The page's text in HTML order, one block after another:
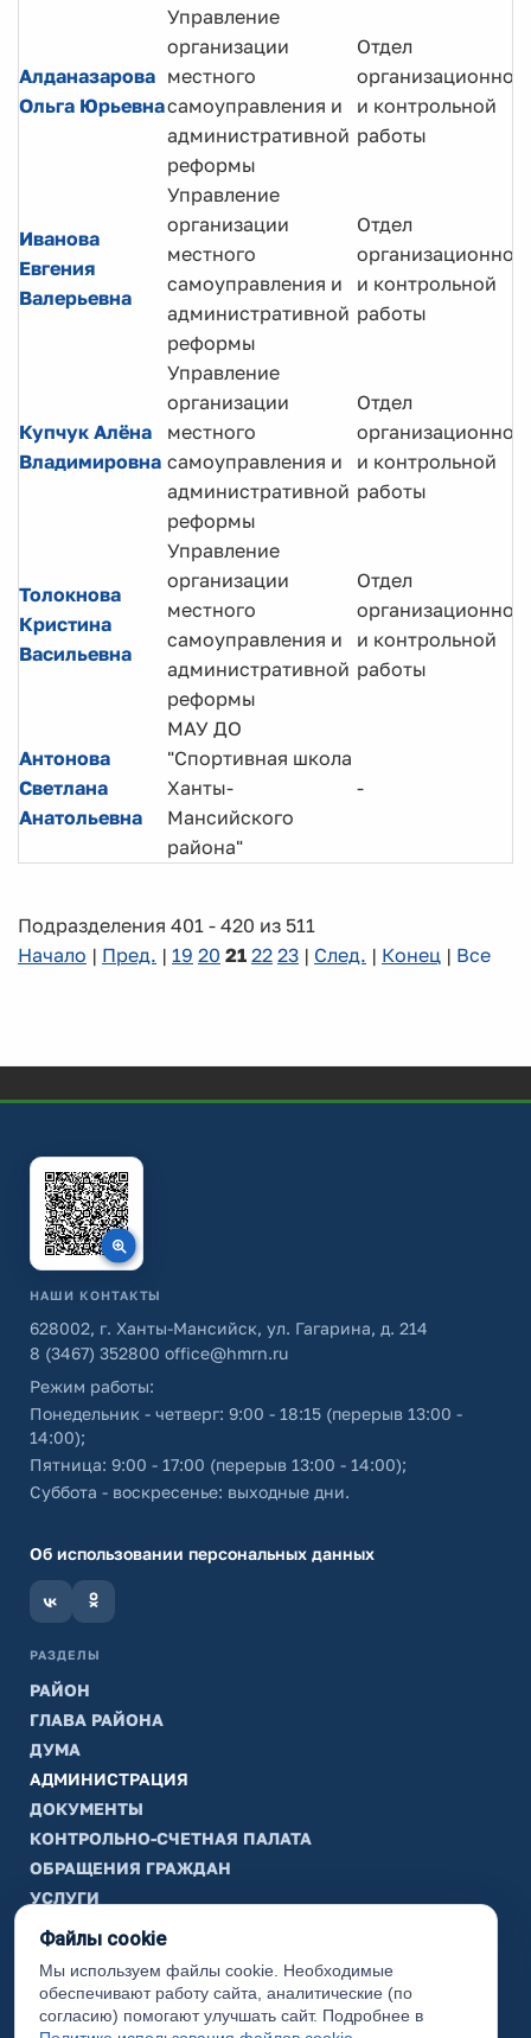
Алданазарова
Ольга Юрьевна
Управление
организации
местного
самоуправления и
административной
реформы
Отдел
организационной
и контрольной
работы
Иванова
Евгения
Валерьевна
Управление
организации
местного
самоуправления и
административной
реформы
Отдел
организационной
и контрольной
работы
Купчук Алёна
Владимировна
Управление
организации
местного
самоуправления и
административной
реформы
Отдел
организационной
и контрольной
работы
Толокнова
Кристина
Васильевна
Управление
организации
местного
самоуправления и
административной
реформы
Отдел
организационной
и контрольной
работы
Антонова
Светлана
Анатольевна
МАУ ДО
"Спортивная школа
Ханты-
Мансийского
района"
-
Подразделения 401 - 420 из 511
Начало | Пред. | 19 20 21 22 23 | След. | Конец | Все
НАШИ КОНТАКТЫ
628002, г. Ханты-Мансийск, ул. Гагарина, д. 214
8 (3467) 352800 office@hmrn.ru
Режим работы:
Понедельник - четверг: 9:00 - 18:15 (перерыв 13:00 -
14:00);
Пятница: 9:00 - 17:00 (перерыв 13:00 - 14:00);
Суббота - воскресенье: выходные дни.
Об использовании персональных данных
РАЗДЕЛЫ
РАЙОН
ГЛАВА РАЙОНА
ДУМА
АДМИНИСТРАЦИЯ
ДОКУМЕНТЫ
КОНТРОЛЬНО-СЧЕТНАЯ ПАЛАТА
ОБРАЩЕНИЯ ГРАЖДАН
УСЛУГИ
ТИК
ИНФОРМАЦИЯ
Законодательная карта
Файлы cookie
Мы используем файлы cookie. Необходимые
обеспечивают работу сайта, аналитические (по
согласию) помогают улучшать сайт. Подробнее в